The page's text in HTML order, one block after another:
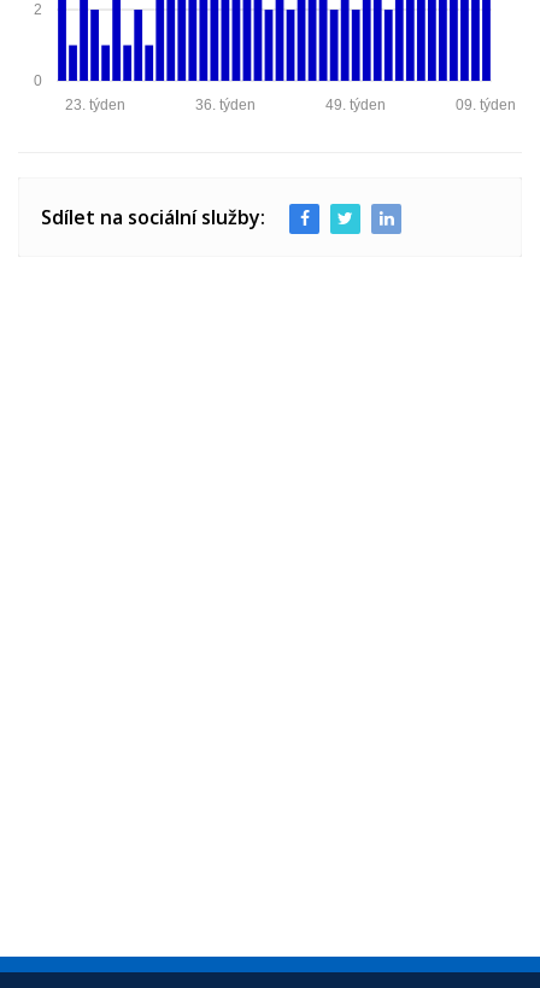
0
2
09. týden
49. týden
36. týden
23. týden
Sdílet na sociální služby: